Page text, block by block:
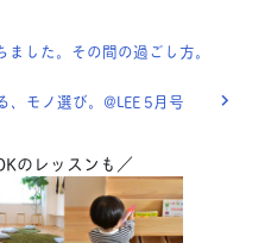
した。その間の過ごし方。
モノ選び。@LEE 5月号
のレッスンも／